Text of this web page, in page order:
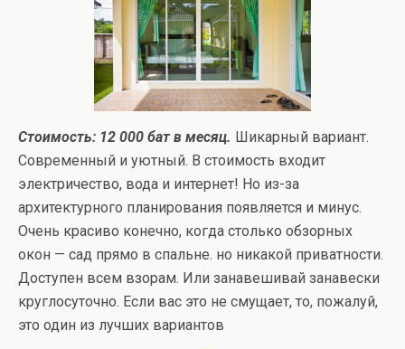
Стоимость: 12 000 бат в месяц. Шикарный вариант.
Современный и уютный. В стоимость входит
электричество, вода и интернет! Но из-за
архитектурного планирования появляется и минус.
Очень красиво конечно, когда столько обзорных
окон — сад прямо в спальне. но никакой приватности.
Доступен всем взорам. Или занавешивай занавески
круглосуточно. Если вас это не смущает, то, пожалуй,
это один из лучших вариантов